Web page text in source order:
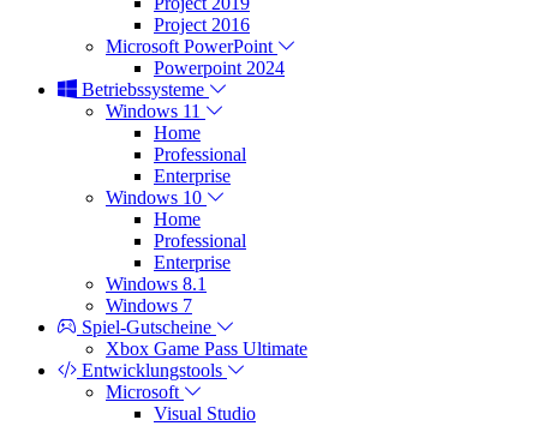
Project 2016
Microsoft PowerPoint
Powerpoint 2024
Betriebssysteme
Windows 11
Home
Professional
Enterprise
Windows 10
Home
Professional
Enterprise
Windows 8.1
Windows 7
Spiel-Gutscheine
Xbox Game Pass Ultimate
Entwicklungstools
Microsoft
Visual Studio